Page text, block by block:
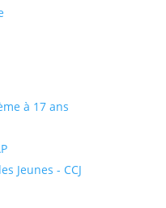
à 17 ans
Jeunes - CCJ